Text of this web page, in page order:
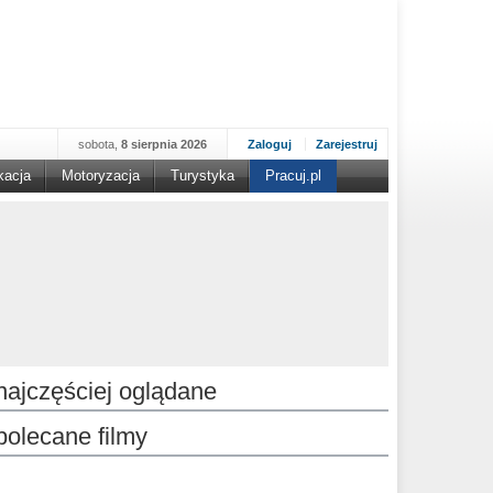
Zaloguj Zarejestruj
sobota, 8 sierpnia 2026
Motoryzacja Turystyka Pracuj.pl
oglądane
filmy